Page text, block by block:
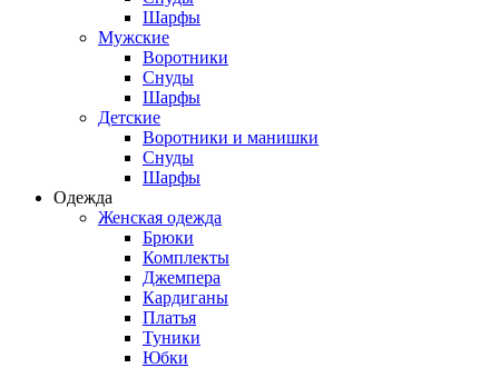
Шарфы
Мужские
Воротники
Снуды
Шарфы
Детские
Воротники и манишки
Снуды
Шарфы
Одежда
Женская одежда
Брюки
Комплекты
Джемпера
Кардиганы
Платья
Туники
Юбки